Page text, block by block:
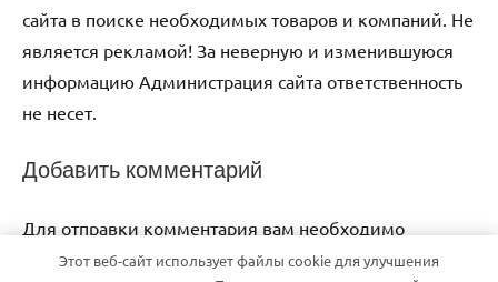
сайта в поиске необходимых товаров и компаний. Не
является рекламой! За неверную и изменившуюся
информацию Администрация сайта ответственность
не несет.
Добавить комментарий
Для отправки комментария вам необходимо
авторизоваться
Этот веб-сайт использует файлы cookie для улучшения